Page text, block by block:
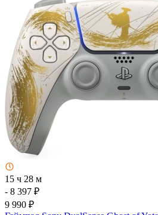
15 ч 28 м
- 8 397 ₽
9 990 ₽